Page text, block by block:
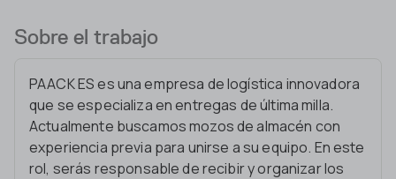
Sobre el trabajo
PAACK ES es una empresa de logística innovadora
que se especializa en entregas de última milla.
Actualmente buscamos mozos de almacén con
experiencia previa para unirse a su equipo. En este
rol, serás responsable de recibir y organizar los